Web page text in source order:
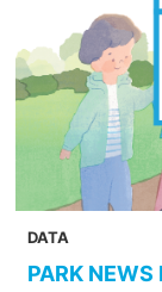
DATA
PARK